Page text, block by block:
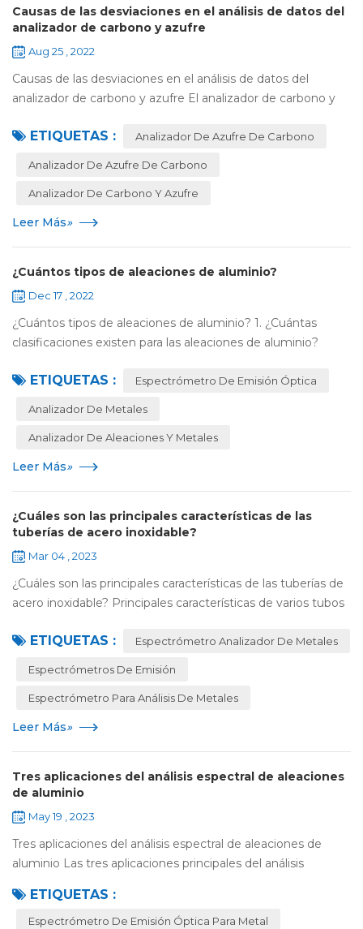
Causas de las desviaciones en el análisis de datos del
analizador de carbono y azufre
Aug 25 , 2022
Causas de las desviaciones en el análisis de datos del
analizador de carbono y azufre El analizador de carbono y
carbono y azufre. Al analizar el a...
ETIQUETAS : Analizador De Azufre De Carbono
Analizador De Azufre De Carbono
Analizador De Carbono Y Azufre
Leer Más»
¿Cuántos tipos de aleaciones de aluminio?
Dec 17 , 2022
¿Cuántos tipos de aleaciones de aluminio? 1. ¿Cuántas
clasificaciones existen para las aleaciones de aluminio?
1000 representa la serie 1050, ...
ETIQUETAS : Espectrómetro De Emisión Óptica
Analizador De Metales
Analizador De Aleaciones Y Metales
Leer Más»
¿Cuáles son las principales características de las
tuberías de acero inoxidable?
Mar 04 , 2023
¿Cuáles son las principales características de las tuberías de
acero inoxidable? Principales características de varios tubos
en el mercado son ...
ETIQUETAS : Espectrómetro Analizador De Metales
Espectrómetros De Emisión
Espectrómetro Para Análisis De Metales
Leer Más»
Tres aplicaciones del análisis espectral de aleaciones
de aluminio
May 19 , 2023
Tres aplicaciones del análisis espectral de aleaciones de
aluminio Las tres aplicaciones principales del análisis
espectral para garantizar ...
ETIQUETAS :
Espectrómetro De Emisión Óptica Para Metal